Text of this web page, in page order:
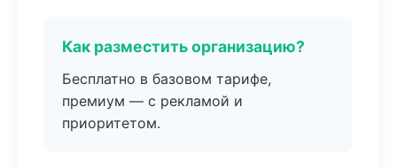
Как разместить организацию?
Бесплатно в базовом тарифе,
премиум — с рекламой и
приоритетом.